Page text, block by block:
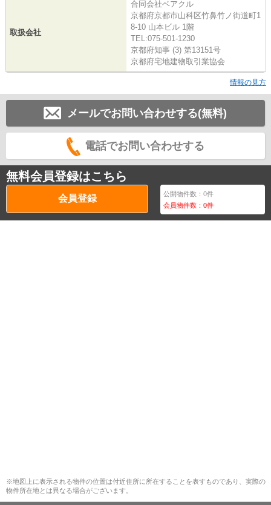
取扱会社
合同会社ベアクル
京都府京都市山科区竹鼻竹ノ街道町1
8-10 山本ビル 1階
TEL:075-501-1230
京都府知事 (3) 第13151号
京都府宅地建物取引業協会
情報の見方
メールでお問い合わせする(無料)
電話でお問い合わせする
無料会員登録はこちら
会員登録 公開物件数：0件
会員物件数：0件
※地図上に表示される物件の位置は付近住所に所在することを表すものであり、実際の
物件所在地とは異なる場合がございます。